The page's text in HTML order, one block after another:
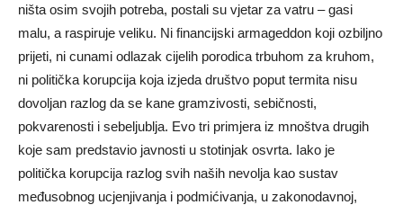
ništa osim svojih potreba, postali su vjetar za vatru – gasi
malu, a raspiruje veliku. Ni financijski armageddon koji ozbiljno
prijeti, ni cunami odlazak cijelih porodica trbuhom za kruhom,
ni politička korupcija koja izjeda društvo poput termita nisu
dovoljan razlog da se kane gramzivosti, sebičnosti,
pokvarenosti i sebeljublja. Evo tri primjera iz mnoštva drugih
koje sam predstavio javnosti u stotinjak osvrta. Iako je
politička korupcija razlog svih naših nevolja kao sustav
međusobnog ucjenjivanja i podmićivanja, u zakonodavnoj,